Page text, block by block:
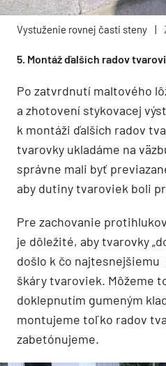
Vystuženie rovnej časti steny |
5. Montáž ďalších radov
Po zatvrdnutí maltového
a zhotovení stykovacej
k montáži ďalších radov
tvarovky ukladáme na
správne mali byť
aby dutiny tvaroviek boli
Pre zachovanie
je dôležité, aby tvarovky
došlo k čo
škáry tvaroviek. Môžeme
doklepnutím gumeným
montujeme toľko radov
zabetónujeme.